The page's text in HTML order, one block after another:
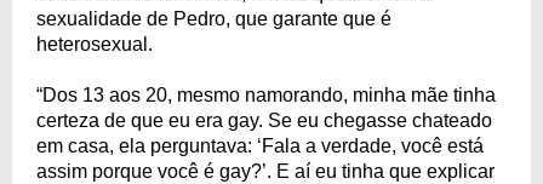
sexualidade de Pedro, que garante que é
heterosexual.
“Dos 13 aos 20, mesmo namorando, minha mãe tinha
certeza de que eu era gay. Se eu chegasse chateado
em casa, ela perguntava: ‘Fala a verdade, você está
assim porque você é gay?’. E aí eu tinha que explicar